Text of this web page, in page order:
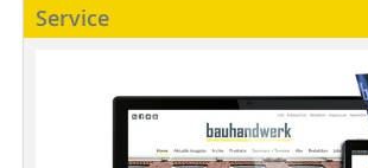
Service